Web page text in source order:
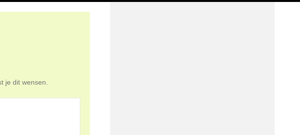
je dit wensen.